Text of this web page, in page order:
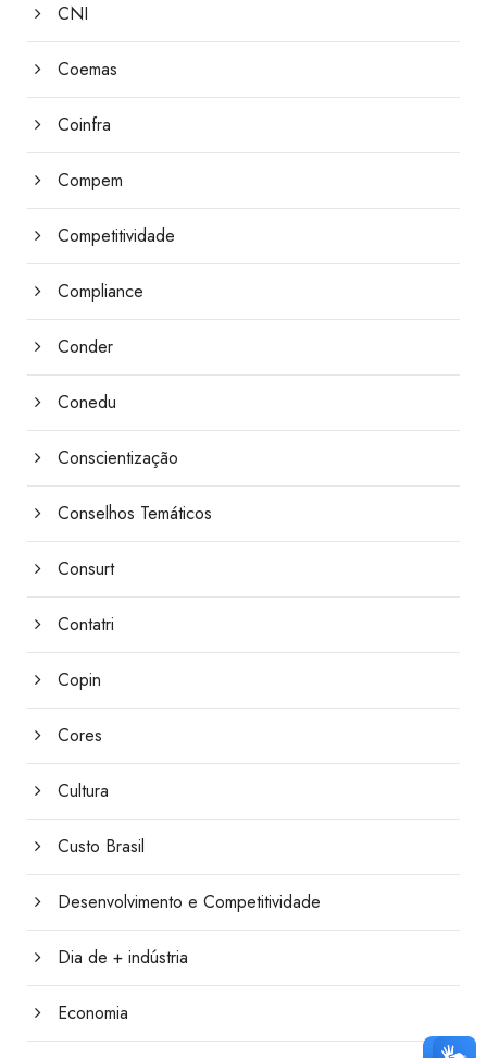
CNI
Coemas
Coinfra
Compem
Competitividade
Compliance
Conder
Conedu
Conscientização
Conselhos Temáticos
Consurt
Contatri
Copin
Cores
Cultura
Custo Brasil
Desenvolvimento e Competitividade
Dia de + indústria
Economia